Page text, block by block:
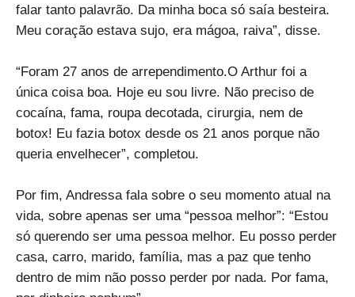
falar tanto palavrão. Da minha boca só saía besteira.
Meu coração estava sujo, era mágoa, raiva”, disse.
“Foram 27 anos de arrependimento.O Arthur foi a
única coisa boa. Hoje eu sou livre. Não preciso de
cocaína, fama, roupa decotada, cirurgia, nem de
botox! Eu fazia botox desde os 21 anos porque não
queria envelhecer”, completou.
Por fim, Andressa fala sobre o seu momento atual na
vida, sobre apenas ser uma “pessoa melhor”: “Estou
só querendo ser uma pessoa melhor. Eu posso perder
casa, carro, marido, família, mas a paz que tenho
dentro de mim não posso perder por nada. Por fama,